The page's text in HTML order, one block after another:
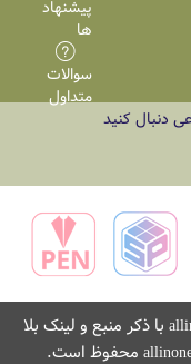
پیشنهاد
ها
سوالات
متداول
دنبال کنید
با ذکر منبع و لینک بلا
محفوظ است.